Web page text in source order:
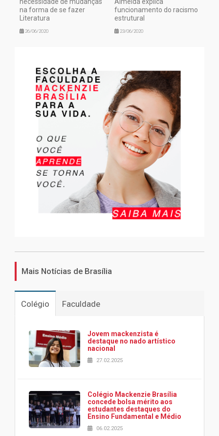
na forma de se fazer
Literatura
26/06/2020
funcionamento do racismo
estrutural
23/06/2020
Mais Notícias de Brasília
Colégio Faculdade
Jovem mackenzista é
destaque no nado artístico
nacional
27.02.2025
Colégio Mackenzie Brasília
concede bolsa mérito aos
estudantes destaques do
Ensino Fundamental e Médio
06.02.2025